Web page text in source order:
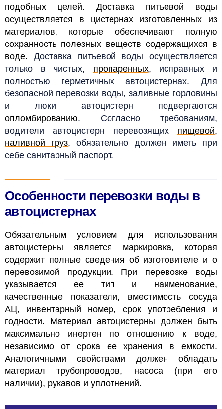
подобных целей. Доставка питьевой воды
осуществляется в цистернах изготовленных из
материалов, которые обеспечивают полную
сохранность полезных веществ содержащихся в
воде. Доставка питьевой воды осуществляется
только в чистых, пропаренных, исправных и
полностью герметичных автоцистернах. Для
безопасной перевозки воды, заливные горловины
и люки автоцистерн подвергаются
опломбированию. Согласно требованиям,
водители автоцистерн перевозящих пищевой,
наливной груз, обязательно должен иметь при
себе санитарный паспорт.
Особенности перевозки воды в
автоцистернах
Обязательным условием для использования
автоцистерны является маркировка, которая
содержит полные сведения об изготовителе и о
перевозимой продукции. При перевозке воды
указывается ее тип и наименование,
качественные показатели, вместимость сосуда
АЦ, инвентарный номер, срок употребления и
годности. Материал автоцистерны должен быть
максимально инертен по отношению к воде,
независимо от срока ее хранения в емкости.
Аналогичными свойствами должен обладать
материал трубопроводов, насоса (при его
наличии), рукавов и уплотнений.